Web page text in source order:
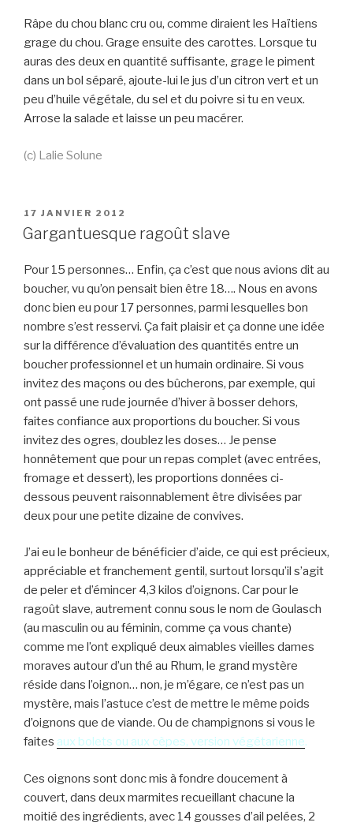
Râpe du chou blanc cru ou, comme diraient les Haïtiens
grage du chou. Grage ensuite des carottes. Lorsque tu
auras des deux en quantité suffisante, grage le piment
dans un bol séparé, ajoute-lui le jus d’un citron vert et un
peu d’huile végétale, du sel et du poivre si tu en veux.
Arrose la salade et laisse un peu macérer.
(c) Lalie Solune
PUBLIÉ
LE
17 JANVIER 2012
Gargantuesque ragoût slave
Pour 15 personnes… Enfin, ça c’est que nous avions dit au
boucher, vu qu’on pensait bien être 18…. Nous en avons
donc bien eu pour 17 personnes, parmi lesquelles bon
nombre s’est resservi. Ça fait plaisir et ça donne une idée
sur la différence d’évaluation des quantités entre un
boucher professionnel et un humain ordinaire. Si vous
invitez des maçons ou des bûcherons, par exemple, qui
ont passé une rude journée d’hiver à bosser dehors,
faites confiance aux proportions du boucher. Si vous
invitez des ogres, doublez les doses… Je pense
honnêtement que pour un repas complet (avec entrées,
fromage et dessert), les proportions données ci-
dessous peuvent raisonnablement être divisées par
deux pour une petite dizaine de convives.
J’ai eu le bonheur de bénéficier d’aide, ce qui est précieux,
appréciable et franchement gentil, surtout lorsqu’il s’agit
de peler et d’émincer 4,3 kilos d’oignons. Car pour le
ragoût slave, autrement connu sous le nom de Goulasch
(au masculin ou au féminin, comme ça vous chante)
comme me l’ont expliqué deux aimables vieilles dames
moraves autour d’un thé au Rhum, le grand mystère
réside dans l’oignon… non, je m’égare, ce n’est pas un
mystère, mais l’astuce c’est de mettre le même poids
d’oignons que de viande. Ou de champignons si vous le
faites aux bolets ou aux cèpes, version végétarienne.
Ces oignons sont donc mis à fondre doucement à
couvert, dans deux marmites recueillant chacune la
moitié des ingrédients, avec 14 gousses d’ail pelées, 2